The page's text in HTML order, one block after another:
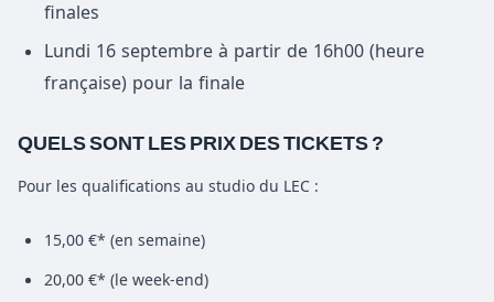
finales
Lundi 16 septembre à partir de 16h00 (heure
française) pour la finale
QUELS SONT LES PRIX DES TICKETS ?
Pour les qualifications au studio du LEC :
15,00 €* (en semaine)
20,00 €* (le week-end)